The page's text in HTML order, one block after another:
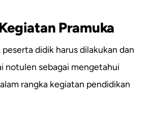
Pramuka
didik harus dilakukan dan
notulen sebagai mengetahui
rangka kegiatan pendidikan